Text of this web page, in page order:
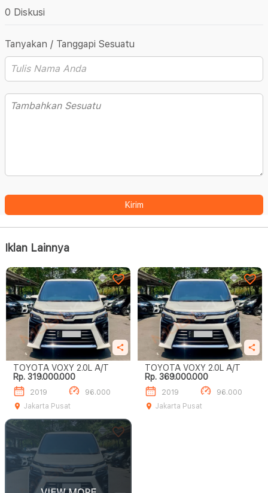
0 Diskusi
Tanyakan / Tanggapi Sesuatu
Kirim
Iklan Lainnya
TOYOTA VOXY 2.0L A/T
Rp. 319.000.000
2019
96.000
Jakarta Pusat
TOYOTA VOXY 2.0L A/T
Rp. 369.000.000
2019
96.000
Jakarta Pusat